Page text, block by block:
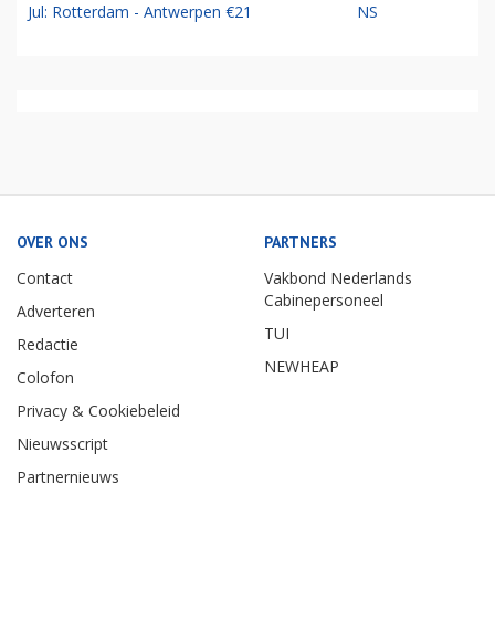
Jul: Rotterdam - Antwerpen €21 NS
OVER ONS
Contact
Adverteren
Redactie
Colofon
Privacy & Cookiebeleid
Nieuwsscript
Partnernieuws
PARTNERS
Vakbond Nederlands
Cabinepersoneel
TUI
NEWHEAP